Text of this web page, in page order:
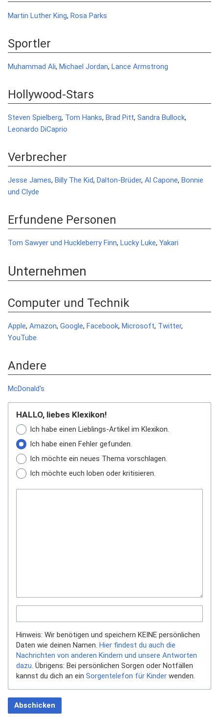
Martin Luther King, Rosa Parks
Sportler
Muhammad Ali, Michael Jordan, Lance Armstrong
Hollywood-Stars
Steven Spielberg, Tom Hanks, Brad Pitt, Sandra Bullock,
Leonardo DiCaprio
Verbrecher
Jesse James, Billy The Kid, Dalton-Brüder, Al Capone, Bonnie
und Clyde
Erfundene Personen
Tom Sawyer und Huckleberry Finn, Lucky Luke, Yakari
Unternehmen
Computer und Technik
Apple, Amazon, Google, Facebook, Microsoft, Twitter,
YouTube
Andere
McDonald's
HALLO, liebes Klexikon!
Ich habe einen Lieblings-Artikel im Klexikon.
Ich habe einen Fehler gefunden.
Ich möchte ein neues Thema vorschlagen.
Ich möchte euch loben oder kritisieren.
Hinweis: Wir benötigen und speichern KEINE persönlichen
Daten wie deinen Namen. Hier findest du auch die
Nachrichten von anderen Kindern und unsere Antworten
dazu. Übrigens: Bei persönlichen Sorgen oder Notfällen
kannst du dich an ein Sorgentelefon für Kinder wenden.
Abschicken